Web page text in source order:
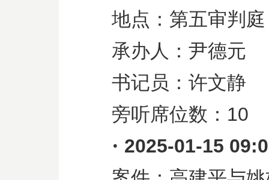
地点：第五审判庭
承办人：尹德元
书记员：许文静
旁听席位数： 10
· 2025-01-15